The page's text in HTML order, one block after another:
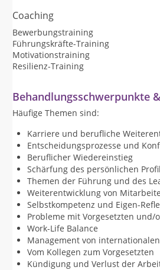
Coaching
Bewerbungstraining
Führungskräfte-Training
Motivationstraining
Resilienz-Training
Behandlungsschwerpunkte
Häufige Themen sind:
Karriere und berufliche
Entscheidungsprozesse und
Beruflicher Wiedereinstieg
Schärfung des persönlichen
Themen der Führung und des
Weiterentwicklung von
Selbstkompetenz und Eigen-
Probleme mit Vorgesetzten
Work-Life Balance
Management von
Vom Kollegen zum Vorgesetzten
Kündigung und Verlust der